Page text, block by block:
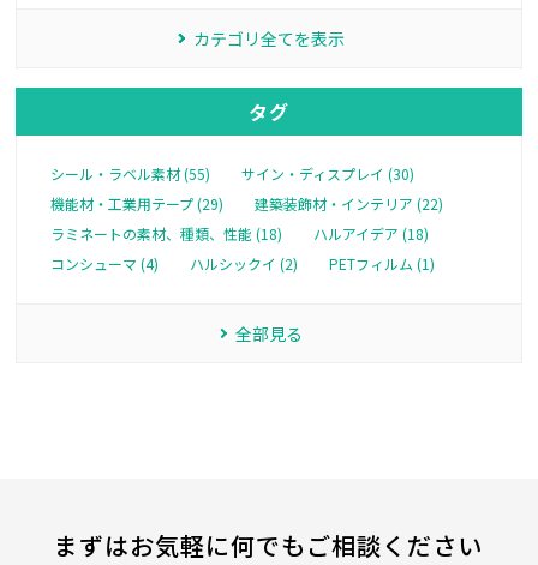
カテゴリ全てを表示
タグ
シール・ラベル素材 (55)
サイン・ディスプレイ (30)
機能材・工業用テープ (29)
建築装飾材・インテリア (22)
ラミネートの素材、種類、性能 (18)
ハルアイデア (18)
コンシューマ (4)
ハルシックイ (2) PETフィルム (1)
全部見る
まずはお気軽に何でもご相談ください